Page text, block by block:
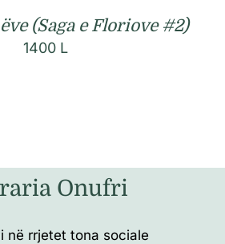
(Saga e Floriove #2)
1400 L
Onufri
në rrjetet tona sociale